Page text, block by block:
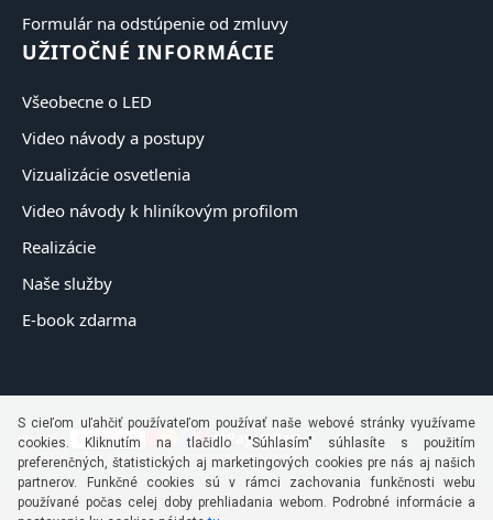
S cieľom uľahčiť používateľom používať naše webové stránky využívame
cookies. Kliknutím na tlačidlo "Súhlasím" súhlasíte s použitím
preferenčných, štatistických aj marketingových cookies pre nás aj našich
partnerov. Funkčné cookies sú v rámci zachovania funkčnosti webu
používané počas celej doby prehliadania webom. Podrobné informácie a
Formulár na odstúpenie od zmluvy
UŽITOČNÉ INFORMÁCIE
Všeobecne o LED
Video návody a postupy
Vizualizácie osvetlenia
Video návody k hliníkovým profilom
Realizácie
Naše služby
E-book zdarma
PLATBA: COMGATE Pay G Pay
© 2026 HEVI s.r.o. Všetky práva vyhradené.